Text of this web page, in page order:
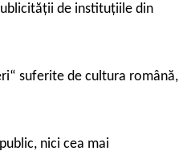
de instituțiile din
suferite de cultura română,
nici cea mai